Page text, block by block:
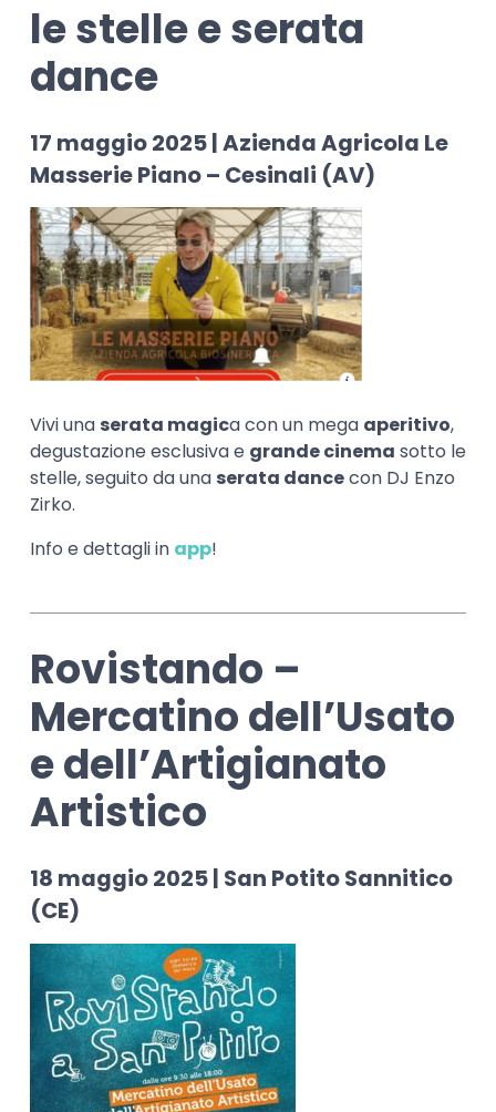
le stelle e serata
dance
17 maggio 2025 | Azienda Agricola Le
Masserie Piano – Cesinali (AV)
Vivi una serata magica con un mega aperitivo,
degustazione esclusiva e grande cinema sotto le
stelle, seguito da una serata dancecon DJ Enzo
Zirko.
Info e dettagli in app!
Rovistando –
Mercatino dell’Usato
e dell’Artigianato
Artistico
18 maggio 2025 | San Potito Sannitico
(CE)